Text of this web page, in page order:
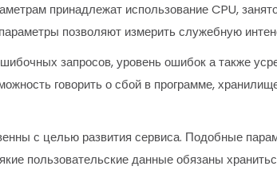
принадлежат использование CPU,
позволяют измерить служебную
запросов, уровень ошибок а также
говорить о сбой в программе,
с целью развития сервиса. Подобные
пользовательские данные обязаны